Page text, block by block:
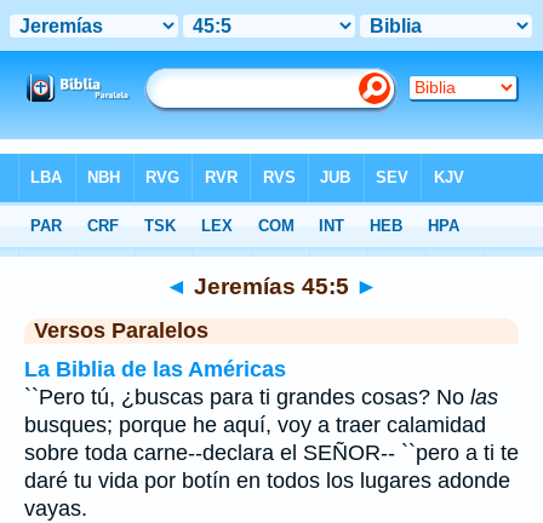
>Jeremías Capítulo 45 > Verso 5
◄ Jeremías 45:5 ►
Versos Paralelos
La Biblia de las Américas
``Pero tú, ¿buscas para ti grandes cosas? No las
busques; porque he aquí, voy a traer calamidad
sobre toda carne--declara el SEÑOR-- ``pero a ti te
daré tu vida por botín en todos los lugares adonde
vayas.